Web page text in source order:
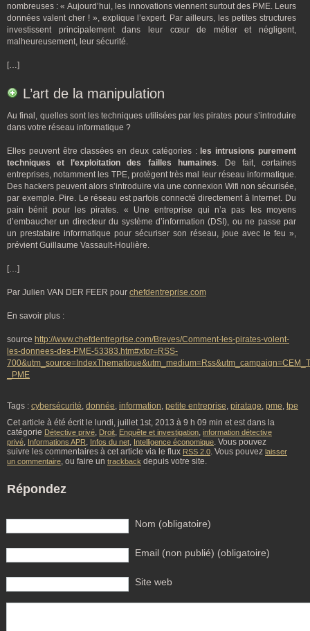
nombreuses : « Aujourd’hui, les innovations viennent surtout des PME. Leurs
données valent cher ! », explique l’expert. Par ailleurs, les petites structures
investissent principalement dans leur cœur de métier et négligent,
malheureusement, leur sécurité.
[…]
L’art de la manipulation
Au final, quelles sont les techniques utilisées par les pirates pour s’introduire
dans votre réseau informatique ?
Elles peuvent être classées en deux catégories : les intrusions purement
techniques et l’exploitation des failles humaines. De fait, certaines
entreprises, notamment les TPE, protègent très mal leur réseau informatique.
Des hackers peuvent alors s’introduire via une connexion Wifi non sécurisée,
par exemple. Pire. Le réseau est parfois connecté directement à Internet. Du
pain bénit pour les pirates. « Une entreprise qui n’a pas les moyens
d’embaucher un directeur du système d’information (DSI), ou ne passe par
un prestataire informatique pour sécuriser son réseau, joue avec le feu »,
prévient Guillaume Vassault-Houlière.
[…]
Par Julien VAN DER FEER pour chefdentreprise.com
En savoir plus :
source http://www.chefdentreprise.com/Breves/Comment-les-pirates-volent-
les-donnees-des-PME-53383.htm#xtor=RSS-
_PME
Tags : cybersécurité, donnée, information, petite entreprise, piratage, pme, tpe
Cet article à été écrit le lundi, juillet 1st, 2013 à 9 h 09 min et est dans la
catégorie Détective privé, Droit, Enquête et investigation, information détective
privé, Informations APR, Infos du net, Intelligence économique. Vous pouvez
suivre les commentaires à cet article via le flux RSS 2.0. Vous pouvez laisser
un commentaire, ou faire un trackback depuis votre site.
Répondez
Nom (obligatoire)
Email (non publié) (obligatoire)
Site web